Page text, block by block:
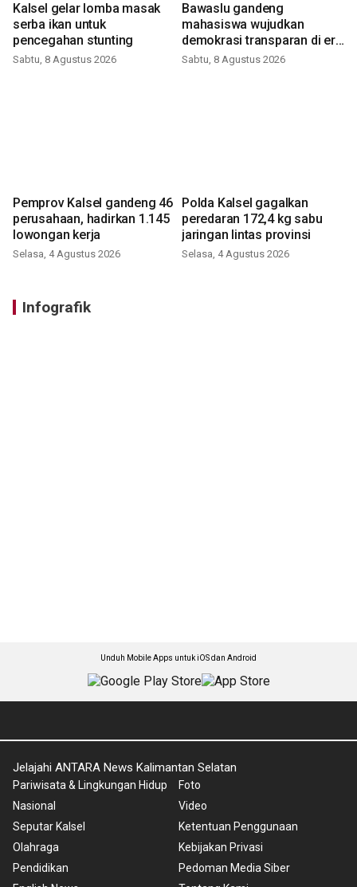
Kalsel gelar lomba masak
serba ikan untuk
pencegahan stunting
Sabtu, 8 Agustus 2026
Bawaslu gandeng
mahasiswa wujudkan
demokrasi transparan di era
digital
Sabtu, 8 Agustus 2026
Pemprov Kalsel gandeng 46
perusahaan, hadirkan 1.145
lowongan kerja
Selasa, 4 Agustus 2026
Polda Kalsel gagalkan
peredaran 172,4 kg sabu
jaringan lintas provinsi
Selasa, 4 Agustus 2026
Infografik
Unduh Mobile Apps untuk iOS dan Android
Jelajahi ANTARA News Kalimantan Selatan
Pariwisata & Lingkungan Hidup
Nasional
Seputar Kalsel
Olahraga
Pendidikan
Foto
Video
Ketentuan Penggunaan
Kebijakan Privasi
Pedoman Media Siber